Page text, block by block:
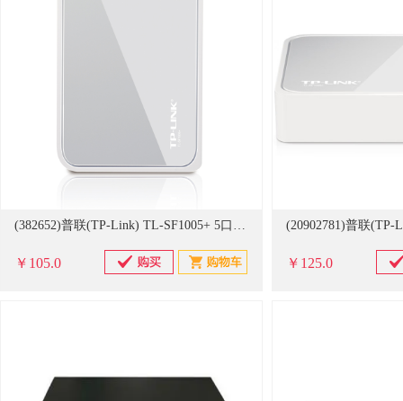
(382652)普联(TP-Link) TL-SF1005+ 5口 百兆 交换机/模块 白色(单位：台)
￥105.0 ￥125.0